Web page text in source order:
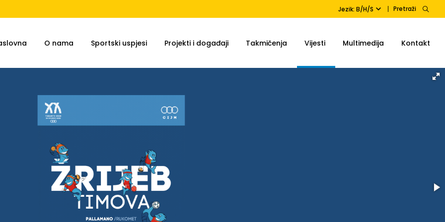
Jezik: B/H/S Pretraži
O nama Sportski uspjesi Projekti i događaji Takmičenja Vijesti Multimedija Kontakt